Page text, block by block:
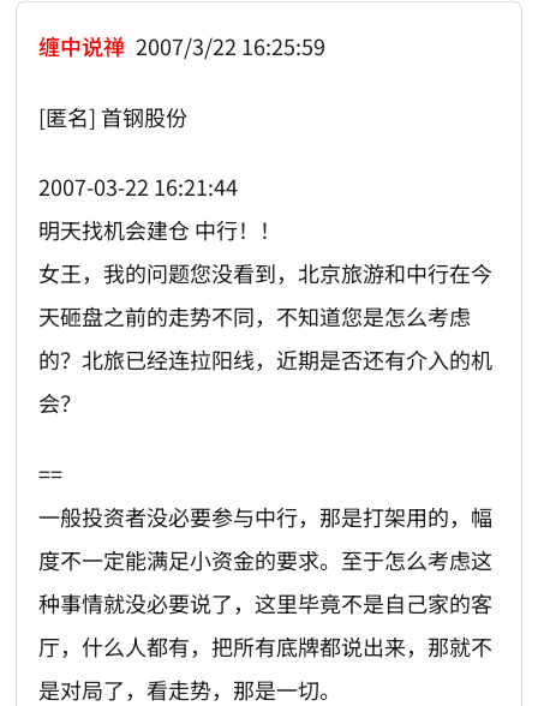
缠中说禅 2007/3/22 16:25:59
[匿名] 首钢股份
2007-03-22 16:21:44
明天找机会建仓 中行！！
女王，我的问题您没看到，北京旅游和中行在今
天砸盘之前的走势不同，不知道您是怎么考虑
的？北旅已经连拉阳线，近期是否还有介入的机
会？
==
一般投资者没必要参与中行，那是打架用的，幅
度不一定能满足小资金的要求。至于怎么考虑这
种事情就没必要说了，这里毕竟不是自己家的客
厅，什么人都有，把所有底牌都说出来，那就不
是对局了，看走势，那是一切。